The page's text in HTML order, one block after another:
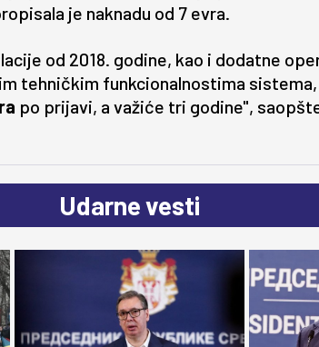
je naknadu od 7 evra.
od 2018. godine, kao i dodatne
tehničkim funkcionalnostima
po prijavi, a važiće tri godine",
Udarne vesti